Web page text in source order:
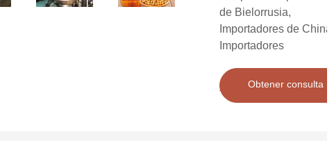
de Bielorrusia,
Importadores de China,
Importadores
Obtener consulta